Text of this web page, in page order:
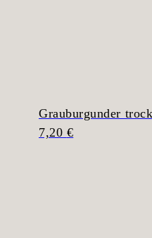
Grauburgunder
7,20 €